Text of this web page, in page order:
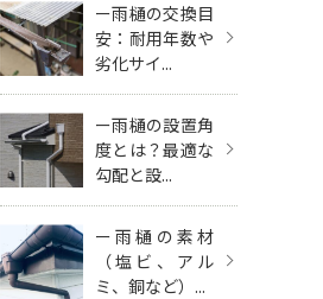
ー雨樋の交換目
安：耐用年数や
劣化サイ...
ー雨樋の設置角
度とは？最適な
勾配と設...
ー雨樋の素材
（塩ビ、アル
ミ、銅など）...